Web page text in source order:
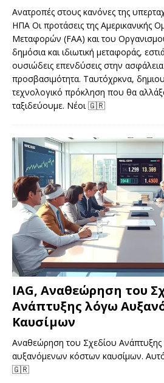
Ανατροπές στους κανόνες της
ΗΠΑ Οι προτάσεις της Αμερικανικής
Μεταφορών (FAA) και του
δημόσια και ιδιωτική μεταφοράς,
ουσιώδεις επενδύσεις στην ασφάλεια
προσβασιμότητα. Ταυτόχρκνα,
τεχνολογικό πρόκληση που θα
ταξιδεύουμε. Νέοι🇬🇷
IAG, Αναθεώρηση του
Ανάπτυξης λόγω
Καυσίμων
Αναθεώρηση του Σχεδίου Ανάπτυξης
αυξανόμενων κόστων καυσίμων.
🇬🇷